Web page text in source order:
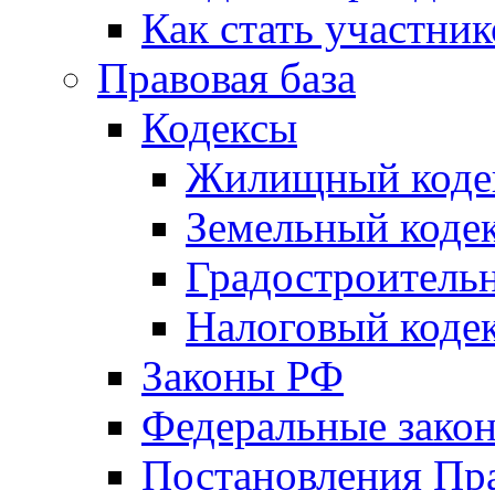
Как стать
Правовая база
Кодексы
Жилищный
Земельный
Налоговый
Законы РФ
Федеральные
Постановления